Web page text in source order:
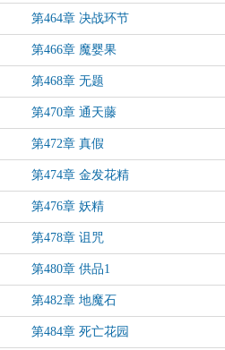
第464章 决战环节
第466章 魔婴果
第468章 无题
第470章 通天藤
第472章 真假
第474章 金发花精
第476章 妖精
第478章 诅咒
第480章 供品1
第482章 地魔石
第484章 死亡花园